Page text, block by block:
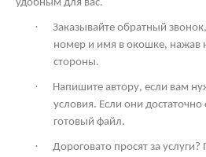
удобным для вас.
·
Заказывайте обратный
номер и имя в окошке, нажав
стороны.
·
Напишите автору, если вам
условия. Если они
готовый файл.
·
Дороговато просят за